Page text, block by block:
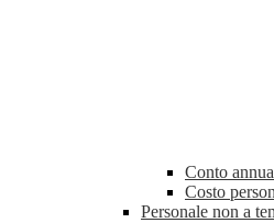
Conto
Costo
Personale non a